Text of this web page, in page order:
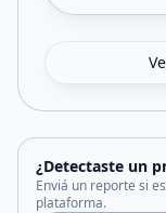
¿Detectaste un
Enviá un reporte si
plataforma.